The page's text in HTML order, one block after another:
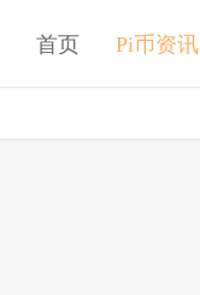
首页 Pi币资讯